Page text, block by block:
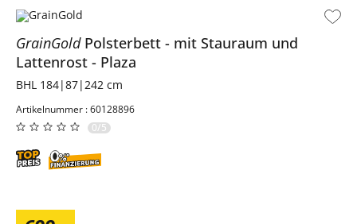
GrainGold Polsterbett
mit Stauraum und
Lattenrost
Plaza
BHL 184|87|242 cm
Artikelnummer : 60128896
0/5